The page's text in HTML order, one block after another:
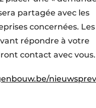
partagée avec les
concernées. Les
répondre à votre
contact avec vous.